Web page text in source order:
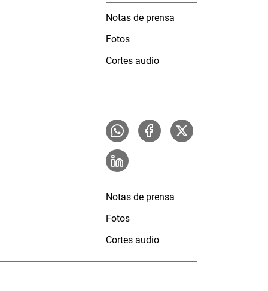
Notas de prensa
Fotos
Cortes audio
Notas de prensa
Fotos
Cortes audio